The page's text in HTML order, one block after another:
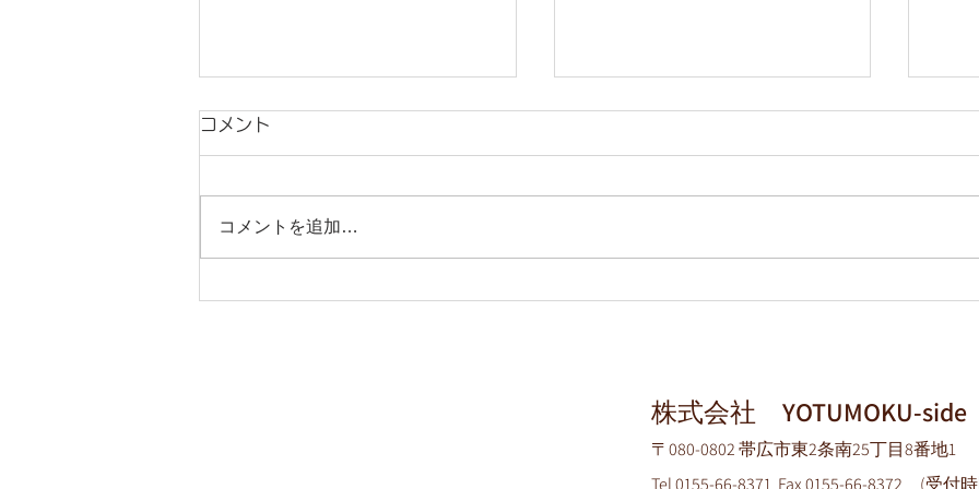
洗面台の交換とクロス・床の
コンセプトハウス公開
コメント
コメントを追加…
株式会社 YOTUMOKU-side
〒080-0802 帯広市東2条南25丁目8番地1
Tel0155-66-8371 Fax 0155-66-8372 (受付